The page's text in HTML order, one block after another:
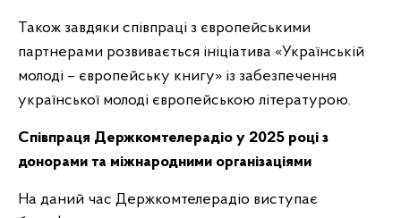
Також завдяки співпраці з європейськими
партнерами розвивається ініціатива «Українській
молоді – європейську книгу» із забезпечення
української молоді європейською літературою.
Співпраця Держкомтелерадіо у 2025 році з
донорами та міжнародними організаціями
На даний час Держкомтелерадіо виступає